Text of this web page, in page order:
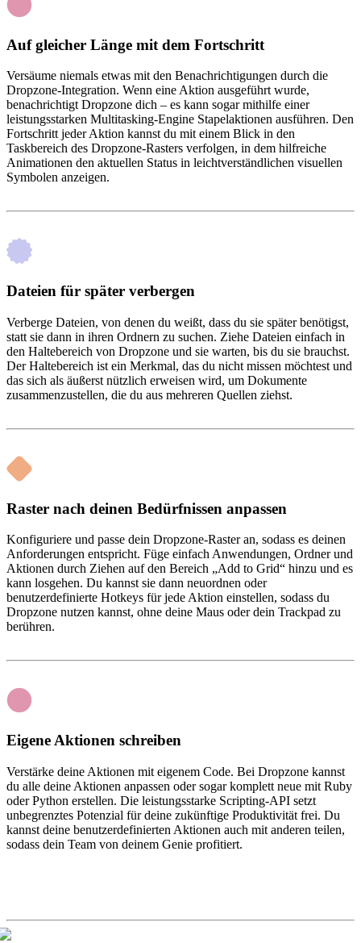
Auf gleicher Länge mit dem Fortschritt
Versäume niemals etwas mit den Benachrichtigungen durch die
Dropzone-Integration. Wenn eine Aktion ausgeführt wurde,
benachrichtigt Dropzone dich – es kann sogar mithilfe einer
leistungsstarken Multitasking-Engine Stapelaktionen ausführen. Den
Fortschritt jeder Aktion kannst du mit einem Blick in den
Taskbereich des Dropzone-Rasters verfolgen, in dem hilfreiche
Animationen den aktuellen Status in leichtverständlichen visuellen
Symbolen anzeigen.
Dateien für später verbergen
Verberge Dateien, von denen du weißt, dass du sie später benötigst,
statt sie dann in ihren Ordnern zu suchen. Ziehe Dateien einfach in
den Haltebereich von Dropzone und sie warten, bis du sie brauchst.
Der Haltebereich ist ein Merkmal, das du nicht missen möchtest und
das sich als äußerst nützlich erweisen wird, um Dokumente
zusammenzustellen, die du aus mehreren Quellen ziehst.
Raster nach deinen Bedürfnissen anpassen
Konfiguriere und passe dein Dropzone-Raster an, sodass es deinen
Anforderungen entspricht. Füge einfach Anwendungen, Ordner und
Aktionen durch Ziehen auf den Bereich „Add to Grid“ hinzu und es
kann losgehen. Du kannst sie dann neuordnen oder
benutzerdefinierte Hotkeys für jede Aktion einstellen, sodass du
Dropzone nutzen kannst, ohne deine Maus oder dein Trackpad zu
berühren.
Eigene Aktionen schreiben
Verstärke deine Aktionen mit eigenem Code. Bei Dropzone kannst
du alle deine Aktionen anpassen oder sogar komplett neue mit Ruby
oder Python erstellen. Die leistungsstarke Scripting-API setzt
unbegrenztes Potenzial für deine zukünftige Produktivität frei. Du
kannst deine benutzerdefinierten Aktionen auch mit anderen teilen,
sodass dein Team von deinem Genie profitiert.